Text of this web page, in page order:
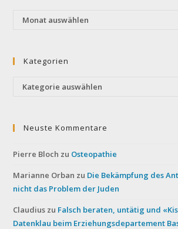
Archiv
Monat auswählen
Kategorien
Kategorien
Kategorie auswählen
Neuste Kommentare
Pierre Bloch zu Osteopathie
Marianne Orban zu Die Bekämpfung des
nicht das Problem der Juden
Claudius zu Falsch beraten, untätig und
Datenklau beim Erziehungsdepartement